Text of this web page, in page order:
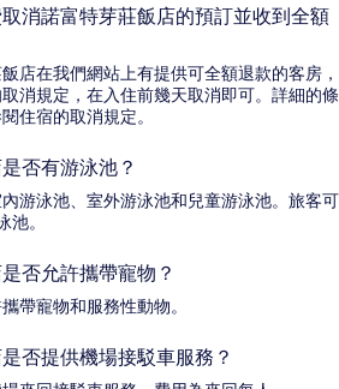
消諾富特芽莊飯店的預訂並收到全額
店在我們網站上有提供可全額退款的客房，
消規定，在入住前幾天取消即可。詳細的條
住宿的取消規定。
否有游泳池？
游泳池、室外游泳池和兒童游泳池。旅客可
。
否允許攜帶寵物？
帶寵物和服務性動物。
否提供機場接駁車服務？